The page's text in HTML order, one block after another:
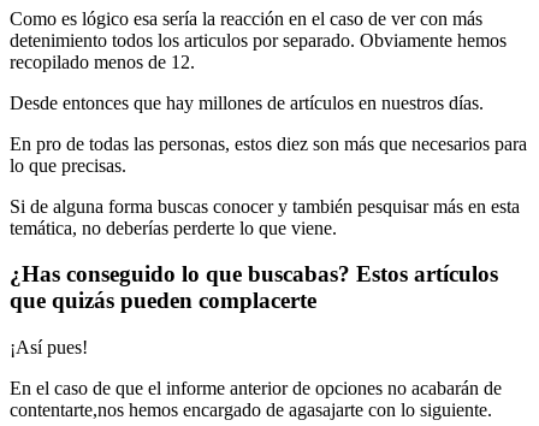
Como es lógico esa sería la reacción en el caso de ver con más
detenimiento todos los articulos por separado. Obviamente hemos
recopilado menos de 12.
Desde entonces que hay millones de artículos en nuestros días.
En pro de todas las personas, estos diez son más que necesarios para
lo que precisas.
Si de alguna forma buscas conocer y también pesquisar más en esta
temática, no deberías perderte lo que viene.
¿Has conseguido lo que buscabas? Estos artículos
que quizás pueden complacerte
¡Así pues!
En el caso de que el informe anterior de opciones no acabarán de
contentarte,nos hemos encargado de agasajarte con lo siguiente.